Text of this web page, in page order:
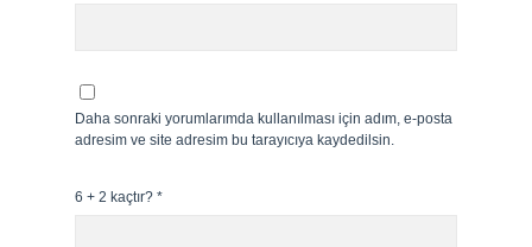
Daha sonraki yorumlarımda kullanılması için adım, e-posta
adresim ve site adresim bu tarayıcıya kaydedilsin.
6 + 2 kaçtır? *